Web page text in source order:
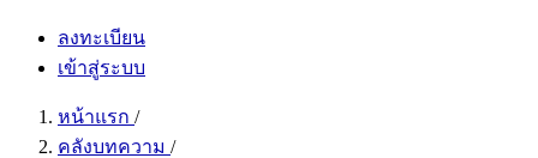
ลงทะเบียน
เข้าสู่ระบบ
หน้าแรก /
คลังบทความ /